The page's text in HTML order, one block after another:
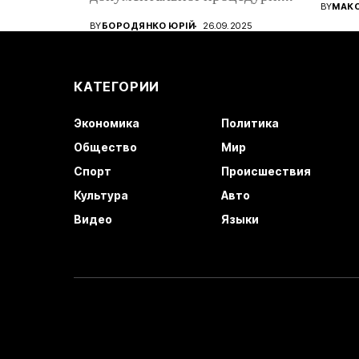
Від того, наскільки...
BYБОРОДЯНКО ЮРІЙ 26.09.2025
BY
КАТЕГОРИИ
Экономика
Политика
Общество
Мир
Спорт
Происшествия
Культура
Авто
Видео
Языки